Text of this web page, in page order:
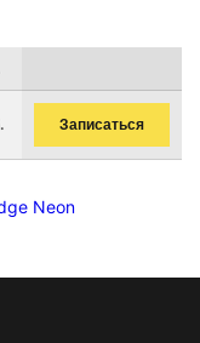
Записаться
Neon